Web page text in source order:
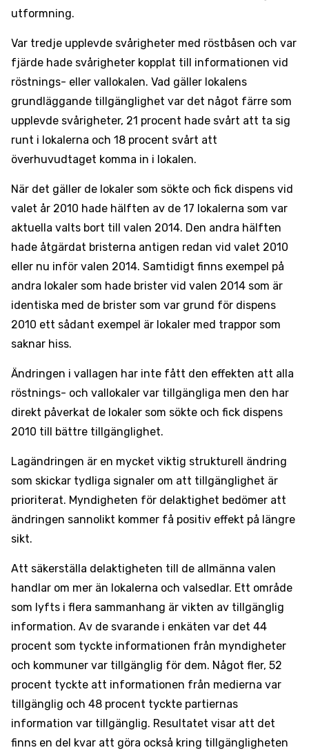
utformning.
Var tredje upplevde svårigheter med röstbåsen och var
fjärde hade svårigheter kopplat till informationen vid
röstnings- eller vallokalen. Vad gäller lokalens
grundläggande tillgänglighet var det något färre som
upplevde svårigheter, 21 procent hade svårt att ta sig
runt i lokalerna och 18 procent svårt att
överhuvudtaget komma in i lokalen.
När det gäller de lokaler som sökte och fick dispens vid
valet år 2010 hade hälften av de 17 lokalerna som var
aktuella valts bort till valen 2014. Den andra hälften
hade åtgärdat bristerna antigen redan vid valet 2010
eller nu inför valen 2014. Samtidigt finns exempel på
andra lokaler som hade brister vid valen 2014 som är
identiska med de brister som var grund för dispens
2010 ett sådant exempel är lokaler med trappor som
saknar hiss.
Ändringen i vallagen har inte fått den effekten att alla
röstnings- och vallokaler var tillgängliga men den har
direkt påverkat de lokaler som sökte och fick dispens
2010 till bättre tillgänglighet.
Lagändringen är en mycket viktig strukturell ändring
som skickar tydliga signaler om att tillgänglighet är
prioriterat. Myndigheten för delaktighet bedömer att
ändringen sannolikt kommer få positiv effekt på längre
sikt.
Att säkerställa delaktigheten till de allmänna valen
handlar om mer än lokalerna och valsedlar. Ett område
som lyfts i flera sammanhang är vikten av tillgänglig
information. Av de svarande i enkäten var det 44
procent som tyckte informationen från myndigheter
och kommuner var tillgänglig för dem. Något fler, 52
procent tyckte att informationen från medierna var
tillgänglig och 48 procent tyckte partiernas
information var tillgänglig. Resultatet visar att det
finns en del kvar att göra också kring tillgängligheten